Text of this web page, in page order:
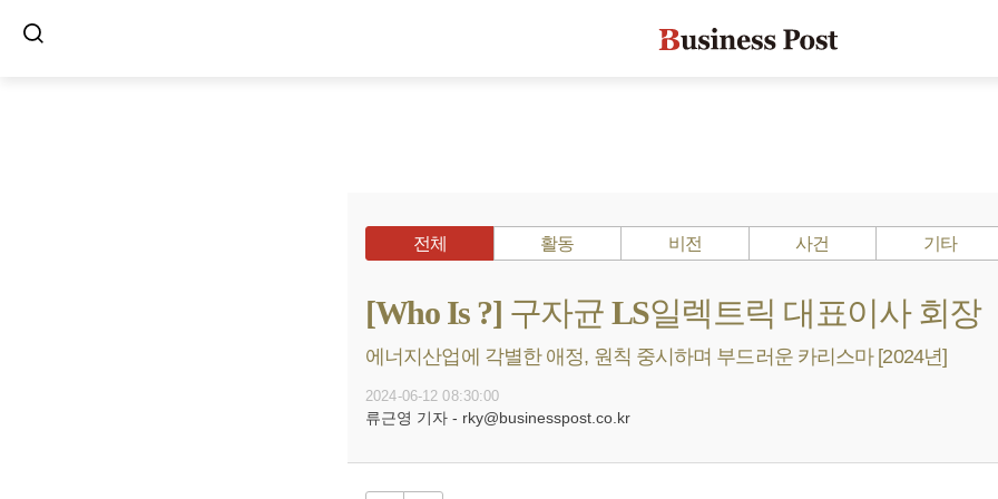
전체 활동 비전 사건 기타
[Who Is ?] 구자균 LS일렉트릭 대표이사 회장
에너지산업에 각별한 애정, 원칙 중시하며 부드러운 카리스마 [2024년]
2024-06-12 08:30:00
류근영 기자 - rky@businesspost.co.kr